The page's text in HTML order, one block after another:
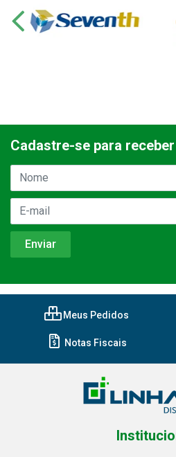
Cadastre-se para
Meus Pedidos
Notas Fiscais